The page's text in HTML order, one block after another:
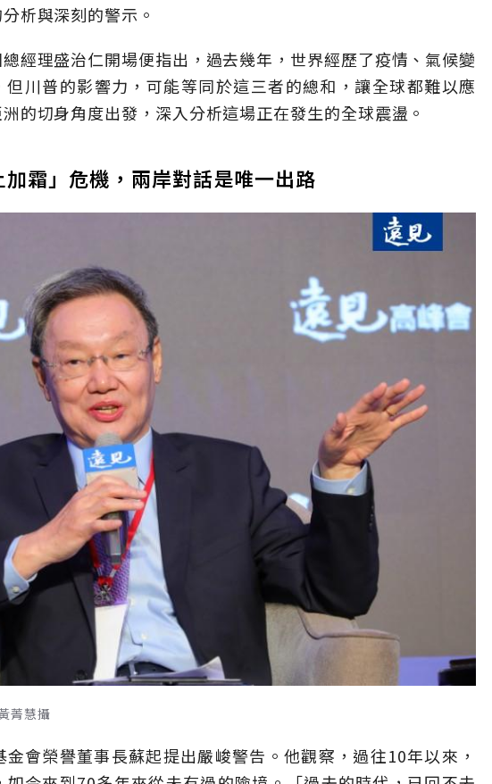
析與深刻的警示。
經理盛治仁開場便指出，過去幾年，世界經歷了疫情、氣候變
川普的影響力，可能等同於這三者的總和，讓全球都難以應
的切身角度出發，深入分析這場正在發生的全球震盪。
霜」危機，兩岸對話是唯一出路
菁慧攝
會榮譽董事長蘇起提出嚴峻警告。他觀察，過往10年以來，